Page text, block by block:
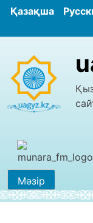
Қазақша
Мәзір